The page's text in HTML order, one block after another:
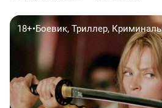
18+•Боевик, Триллер,